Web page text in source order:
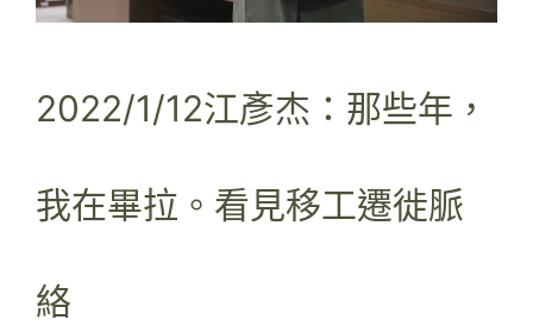
2022/1/12江彥杰：那些年，
我在畢拉。看見移工遷徙脈
絡